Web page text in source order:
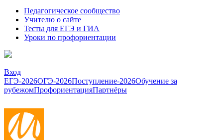
Педагогическое сообщество
Учителю о сайте
Тесты для ЕГЭ и ГИА
Уроки по профориентации
Вход
ЕГЭ-2026ОГЭ-2026Поступление-2026Обучение за
рубежомПрофориентацияПартнёры